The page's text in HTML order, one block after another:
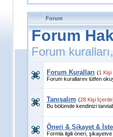
Forum
Forum
Forum
Forum Kuralları (1 Kişi
Forum kurallarını lütfen
Tanışalım (28 Kişi İçerde
Bu bölümde kendinizi
Öneri & Şikayet &
Formla ilgili öneri,